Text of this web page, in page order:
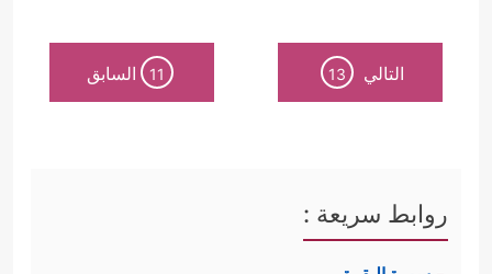
التالي 13
11 السابق
روابط سريعة :